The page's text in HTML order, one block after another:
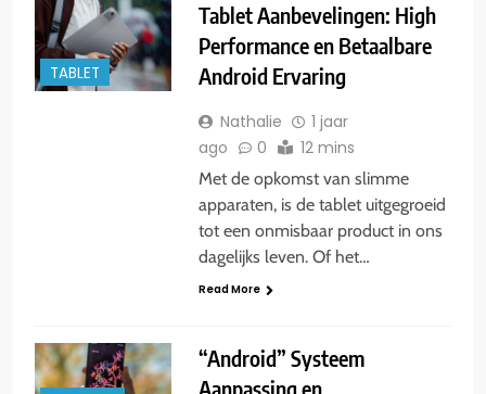
TABLET
Tablet Aanbevelingen: High
Performance en Betaalbare
Android Ervaring
Nathalie
1 jaar
ago
0 12 mins
Met de opkomst van slimme
apparaten, is de tablet uitgegroeid
tot een onmisbaar product in ons
dagelijks leven. Of het…
Read More
“Android” Systeem
Aanpassing en